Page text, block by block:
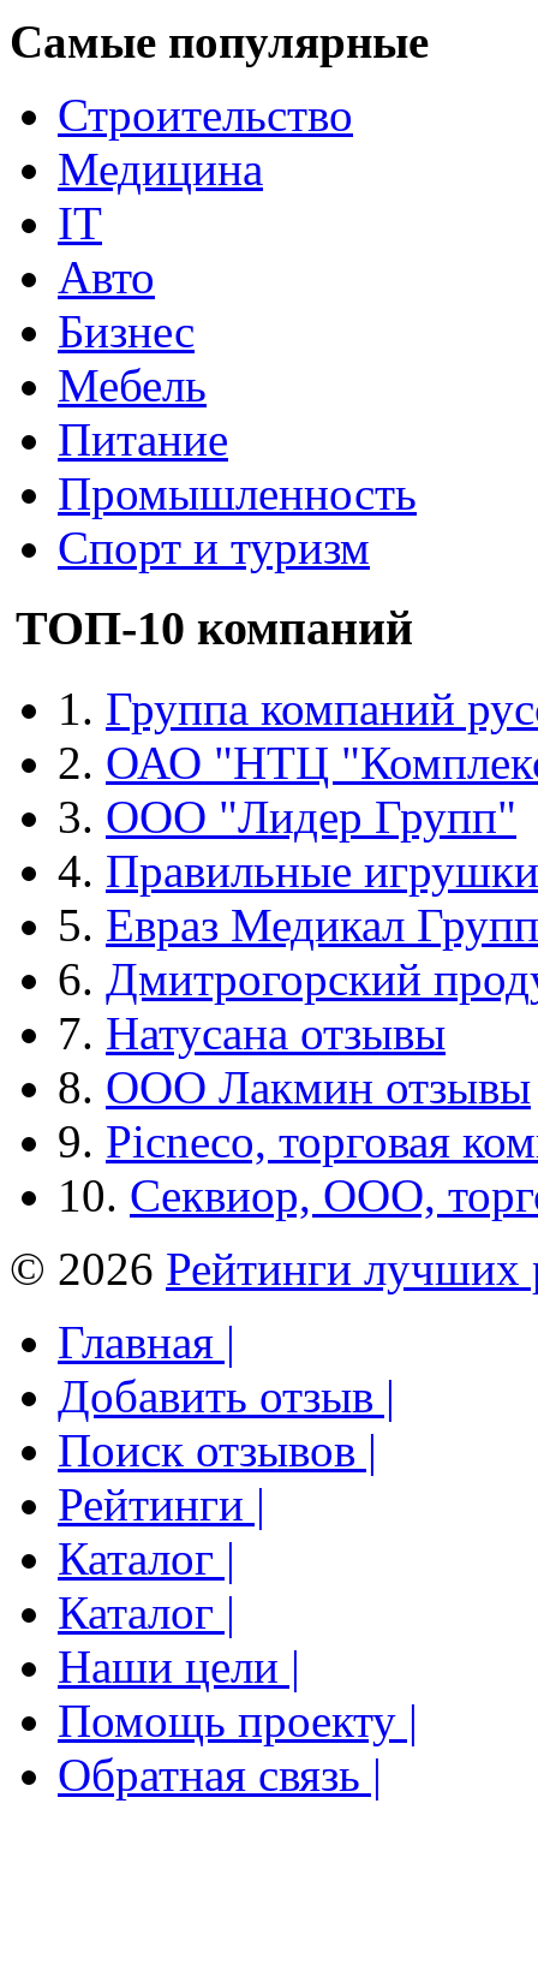
Самые популярные
Строительство
Медицина
IT
Авто
Бизнес
Мебель
Питание
Промышленность
Спорт и туризм
ТОП-10 компаний
1. Группа компаний
2. ОАО "НТЦ
3. ООО "Лидер Групп"
4. Правильные игрушки
5. Евраз Медикал Групп
6. Дмитрогорский
7. Натусана отзывы
8. ООО Лакмин отзывы
9. Picneco, торговая
10. Секвиор, ООО,
© 2026 Рейтинги лучших
Главная |
Добавить отзыв |
Поиск отзывов |
Рейтинги |
Каталог |
Каталог |
Наши цели |
Помощь проекту |
Обратная связь |